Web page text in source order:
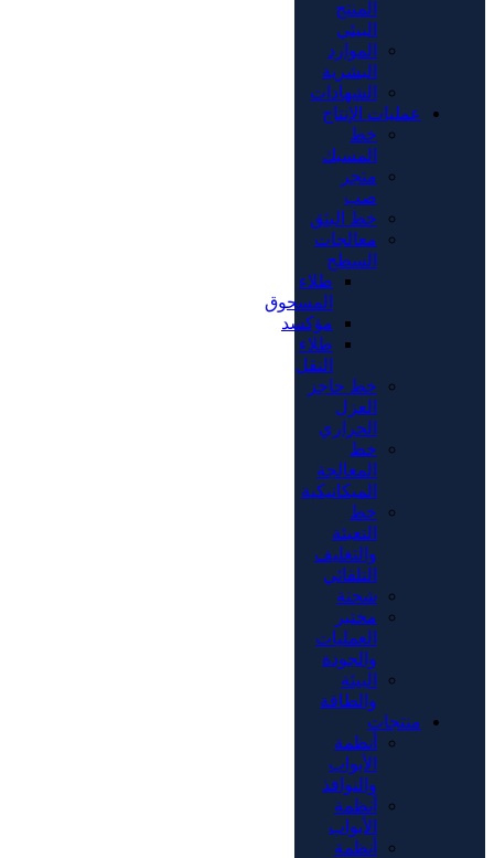
المنتج
البيئي
الموارد
البشرية
الشهادات
عمليات الإنتاج
خط
المسبك
متجر
صب
خط البثق
معالجات
السطح
طلاء
المسحوق
مؤكسد
طلاء
النقل
خط حاجز
العزل
الحراري
خط
المعالجة
الميكانيكية
خط
التعبئة
والتغليف
التلقائي
شحنة
مختبر
العمليات
والجودة
البيئة
والطاقة
منتجات
أنظمة
الأبواب
والنوافذ
أنظمة
الأبواب
أنظمة